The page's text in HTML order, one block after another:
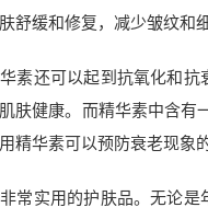
舒缓和修复，减少皱纹和
素还可以起到抗氧化和
肤健康。而精华素中含
精华素可以预防衰老现象
常实用的护肤品。无论